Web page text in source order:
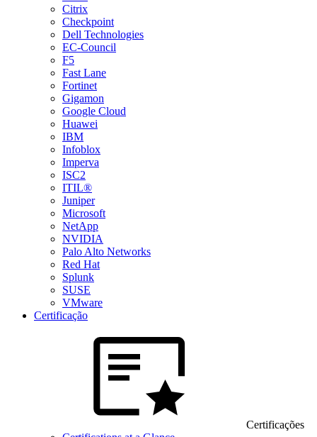
Citrix
Checkpoint
Dell Technologies
EC-Council
F5
Fast Lane
Fortinet
Gigamon
Google Cloud
Huawei
IBM
Infoblox
Imperva
ISC2
ITIL®
Juniper
Microsoft
NetApp
NVIDIA
Palo Alto Networks
Red Hat
Splunk
SUSE
VMware
Certificação
Certificações